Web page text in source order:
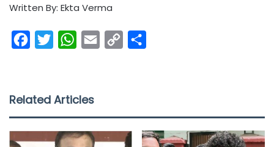
Written By: Ekta Verma
e
o
t
e
W
t
A
i
Related Articles